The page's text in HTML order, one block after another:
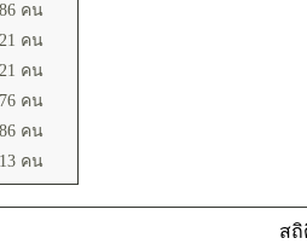
คน
คน
คน
คน
คน
คน
สถิ